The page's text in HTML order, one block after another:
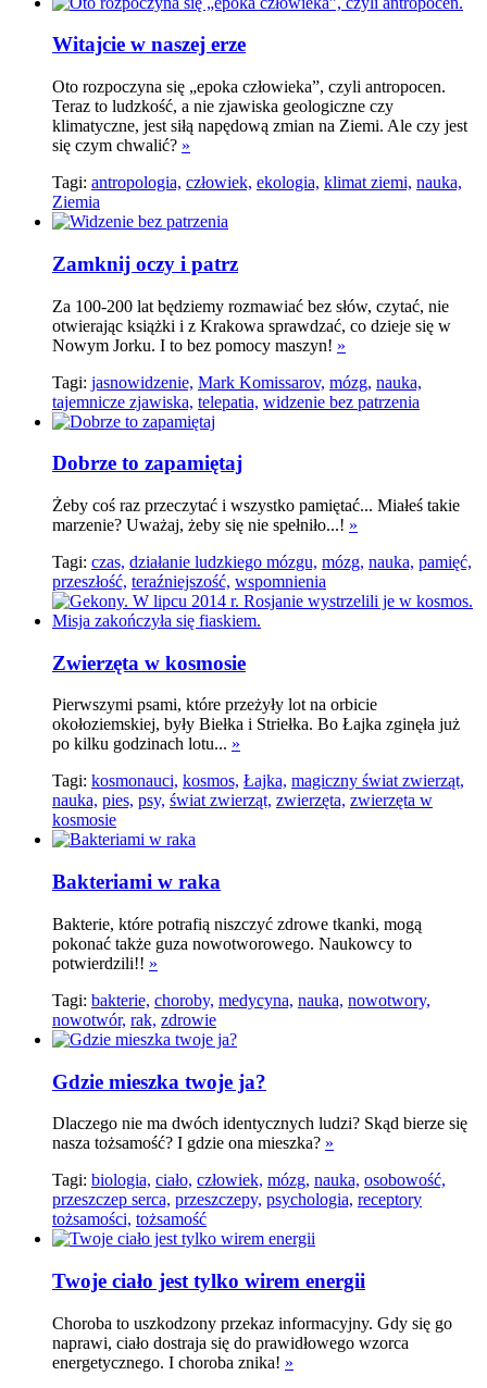
Witajcie w naszej erze
Oto rozpoczyna się „epoka człowieka”, czyli antropocen.
Teraz to ludzkość, a nie zjawiska geologiczne czy
klimatyczne, jest siłą napędową zmian na Ziemi. Ale czy jest
się czym chwalić? »
Tagi: antropologia, człowiek, ekologia, klimat ziemi, nauka,
Ziemia
Zamknij oczy i patrz
Za 100-200 lat będziemy rozmawiać bez słów, czytać, nie
otwierając książki i z Krakowa sprawdzać, co dzieje się w
Nowym Jorku. I to bez pomocy maszyn! »
Tagi: jasnowidzenie, Mark Komissarov, mózg, nauka,
tajemnicze zjawiska, telepatia, widzenie bez patrzenia
Dobrze to zapamiętaj
Żeby coś raz przeczytać i wszystko pamiętać... Miałeś takie
marzenie? Uważaj, żeby się nie spełniło...! »
Tagi: czas, działanie ludzkiego mózgu, mózg, nauka, pamięć,
przeszłość, teraźniejszość, wspomnienia
Zwierzęta w kosmosie
Pierwszymi psami, które przeżyły lot na orbicie
okołoziemskiej, były Biełka i Striełka. Bo Łajka zginęła już
po kilku godzinach lotu... »
Tagi: kosmonauci, kosmos, Łajka, magiczny świat zwierząt,
nauka, pies, psy, świat zwierząt, zwierzęta, zwierzęta w
kosmosie
Bakteriami w raka
Bakterie, które potrafią niszczyć zdrowe tkanki, mogą
pokonać także guza nowotworowego. Naukowcy to
potwierdzili!! »
Tagi: bakterie, choroby, medycyna, nauka, nowotwory,
nowotwór, rak, zdrowie
Gdzie mieszka twoje ja?
Dlaczego nie ma dwóch identycznych ludzi? Skąd bierze się
nasza tożsamość? I gdzie ona mieszka? »
Tagi: biologia, ciało, człowiek, mózg, nauka, osobowość,
przeszczep serca, przeszczepy, psychologia, receptory
tożsamości, tożsamość
Twoje ciało jest tylko wirem energii
Choroba to uszkodzony przekaz informacyjny. Gdy się go
naprawi, ciało dostraja się do prawidłowego wzorca
energetycznego. I choroba znika! »